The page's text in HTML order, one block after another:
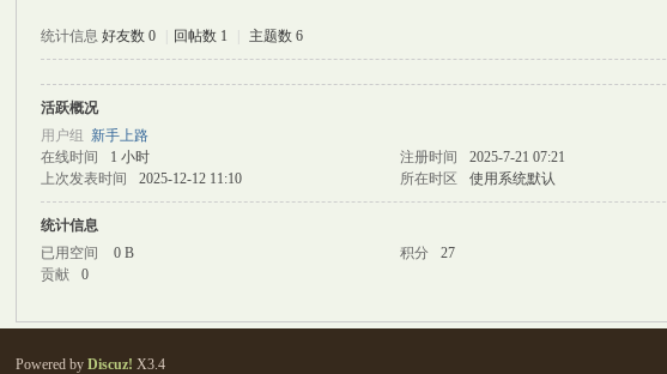
统计信息 好友数 0 回帖数 1 主题数 6
活跃概况
用户组 新手上路
在线时间
1 小时 注册时间 2025-7-21 07:21
上次发表时间
2025-12-12 11:10 所在时区 使用系统默认
统计信息
已用空间
0 B 积分 27
贡献
0
Powered byDiscuz! X3.4